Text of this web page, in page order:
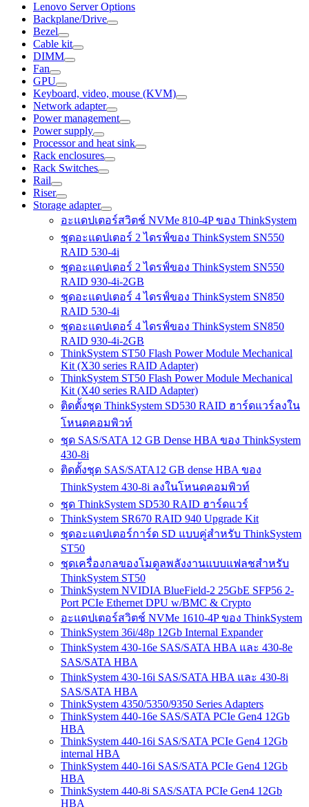
Lenovo Server Options
Backplane/Drive
Bezel
Cable kit
DIMM
Fan
GPU
Keyboard, video, mouse (KVM)
Network adapter
Power management
Power supply
Processor and heat sink
Rack enclosures
Rack Switches
Rail
Riser
Storage adapter
อะแดปเตอร์สวิตช์ NVMe 810-4P ของ ThinkSystem
ชุดอะแดปเตอร์ 2 ไดรฟ์ของ ThinkSystem SN550
RAID 530-4i
ชุดอะแดปเตอร์ 2 ไดรฟ์ของ ThinkSystem SN550
RAID 930-4i-2GB
ชุดอะแดปเตอร์ 4 ไดรฟ์ของ ThinkSystem SN850
RAID 530-4i
ชุดอะแดปเตอร์ 4 ไดรฟ์ของ ThinkSystem SN850
RAID 930-4i-2GB
ThinkSystem ST50 Flash Power Module Mechanical
Kit (X30 series RAID Adapter)
ThinkSystem ST50 Flash Power Module Mechanical
Kit (X40 series RAID Adapter)
ติดตั้งชุด ThinkSystem SD530 RAID ฮาร์ดแวร์ลงใน
โหนดคอมพิวท์
ชุด SAS/SATA 12 GB Dense HBA ของ ThinkSystem
430-8i
ติดตั้งชุด SAS/SATA12 GB dense HBA ของ
ThinkSystem 430-8i ลงในโหนดคอมพิวท์
ชุด ThinkSystem SD530 RAID ฮาร์ดแวร์
ThinkSystem SR670 RAID 940 Upgrade Kit
ชุดอะแดปเตอร์การ์ด SD แบบคู่สำหรับ ThinkSystem
ST50
ชุดเครื่องกลของโมดูลพลังงานแบบแฟลชสำหรับ
ThinkSystem ST50
ThinkSystem NVIDIA BlueField-2 25GbE SFP56 2-
Port PCIe Ethernet DPU w/BMC & Crypto
อะแดปเตอร์สวิตช์ NVMe 1610-4P ของ ThinkSystem
ThinkSystem 36i/48p 12Gb Internal Expander
ThinkSystem 430-16e SAS/SATA HBA และ 430-8e
SAS/SATA HBA
ThinkSystem 430-16i SAS/SATA HBA และ 430-8i
SAS/SATA HBA
ThinkSystem 4350/5350/9350 Series Adapters
ThinkSystem 440-16e SAS/SATA PCIe Gen4 12Gb
HBA
ThinkSystem 440-16i SAS/SATA PCIe Gen4 12Gb
internal HBA
ThinkSystem 440-16i SAS/SATA PCIe Gen4 12Gb
HBA
ThinkSystem 440-8i SAS/SATA PCIe Gen4 12Gb
HBA